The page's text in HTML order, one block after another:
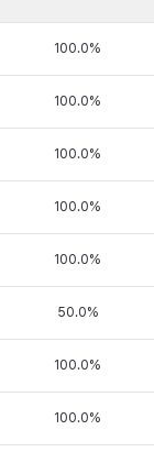
100.0%
100.0%
100.0%
100.0%
100.0%
50.0%
100.0%
100.0%